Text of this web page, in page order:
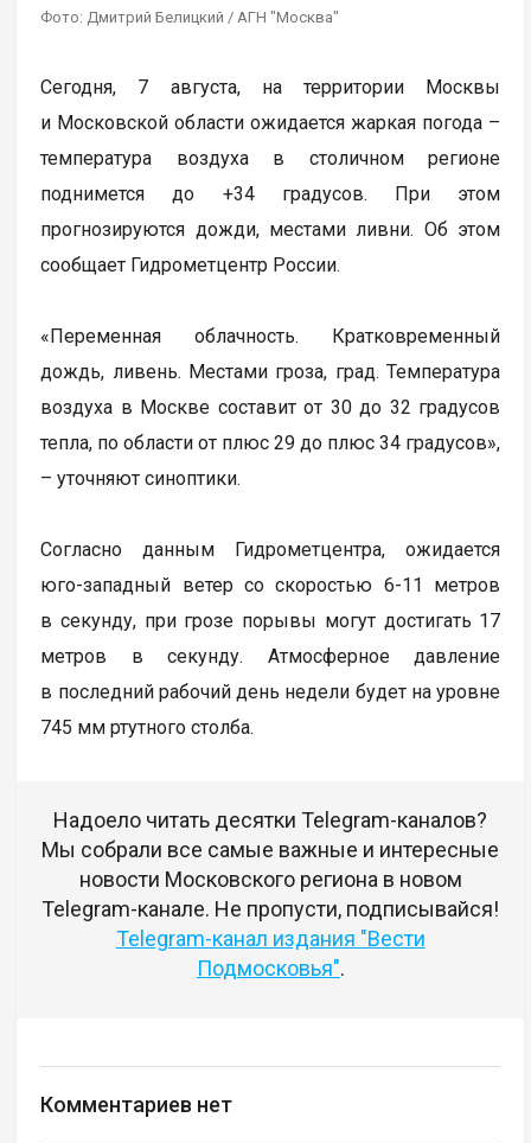
Фото: Дмитрий Белицкий / АГН "Москва"
Сегодня, 7 августа, на территории Москвы
и Московской области ожидается жаркая погода –
температура воздуха в столичном регионе
поднимется до +34 градусов. При этом
прогнозируются дожди, местами ливни. Об этом
сообщает Гидрометцентр России.
«Переменная облачность. Кратковременный
дождь, ливень. Местами гроза, град. Температура
воздуха в Москве составит от 30 до 32 градусов
тепла, по области от плюс 29 до плюс 34 градусов»,
– уточняют синоптики.
Согласно данным Гидрометцентра, ожидается
юго-западный ветер со скоростью 6-11 метров
в секунду, при грозе порывы могут достигать 17
метров в секунду. Атмосферное давление
в последний рабочий день недели будет на уровне
745 мм ртутного столба.
Надоело читать десятки Telegram-каналов?
Мы собрали все самые важные и интересные
новости Московского региона в новом
Telegram-канале. Не пропусти, подписывайся!
Telegram-канал издания "Вести
Подмосковья".
Комментариев нет